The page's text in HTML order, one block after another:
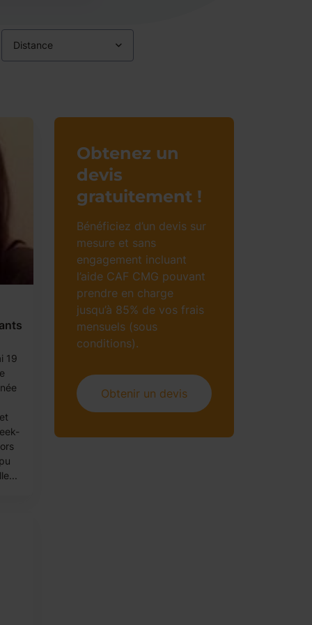
Distance
19
Obtenez un
devis
gratuitement !
Bénéficiez d’un devis sur
mesure et sans
engagement incluant
l’aide CAF CMG pouvant
prendre en charge
jusqu’à 85% de vos frais
mensuels (sous
conditions).
Obtenir un devis